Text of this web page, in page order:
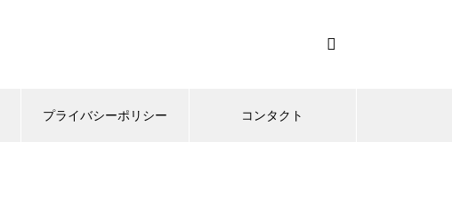
プライバシーポリシー コンタクト